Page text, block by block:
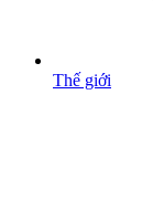
Thế giới